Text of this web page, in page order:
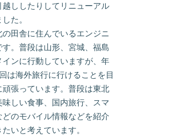
越ししたりしてリニューアル
した。
の田舎に住んでいるエンジニ
す。普段は山形、宮城、福島
インに行動していますが、年
は海外旅行に行けることを目
頑張っています。普段は東北
味しい食事、国内旅行、スマ
どのモバイル情報などを紹介
たいと考えています。